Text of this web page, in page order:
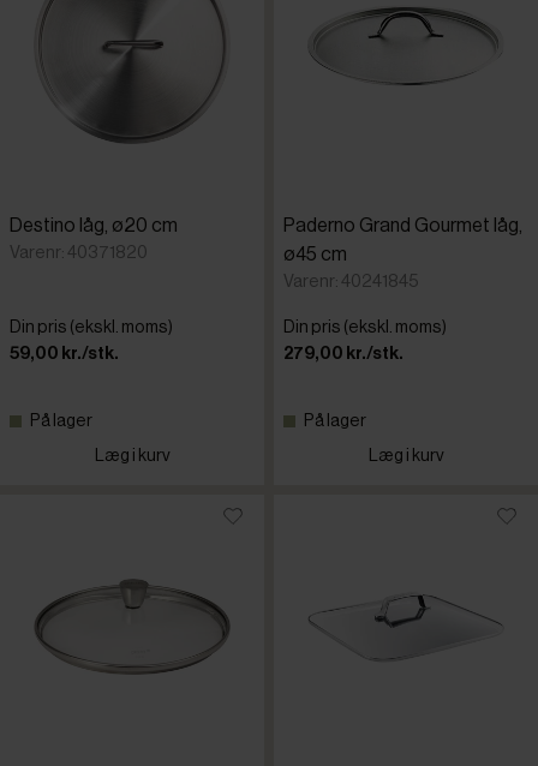
Destino låg, ø20 cm
Varenr: 40371820
Din pris (ekskl. moms)
59,00 kr./stk.
På lager
Læg i kurv
Paderno Grand Gourmet låg,
ø45 cm
Varenr: 40241845
Din pris (ekskl. moms)
279,00 kr./stk.
På lager
Læg i kurv